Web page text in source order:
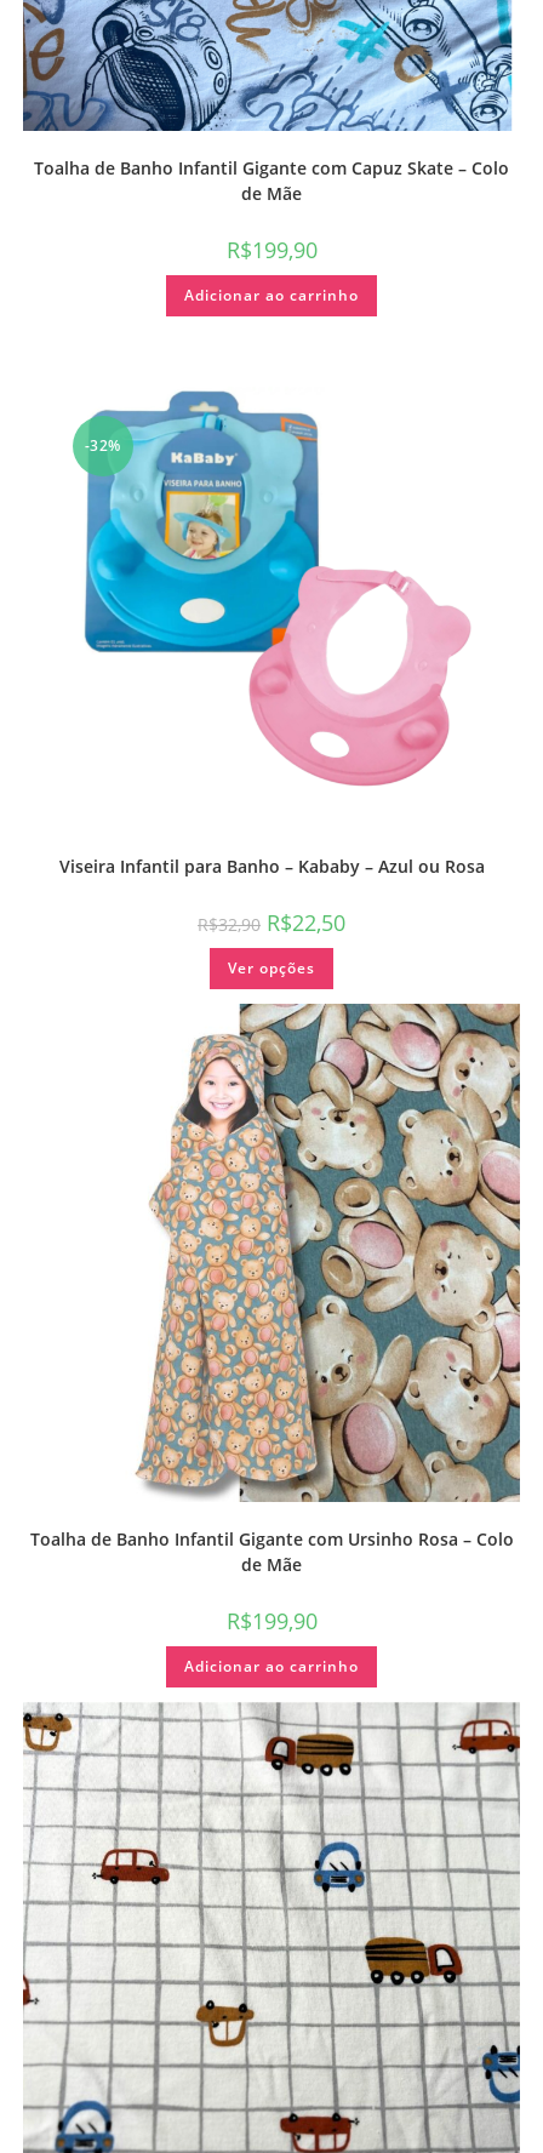
Toalha de Banho Infantil Gigante com Capuz Skate – Colo
de Mãe
R$199,90
Adicionar ao carrinho
-32%
Viseira Infantil para Banho – Kababy – Azul ou Rosa
R$32,90 R$22,50
Ver opções
Toalha de Banho Infantil Gigante com Ursinho Rosa – Colo
de Mãe
R$199,90
Adicionar ao carrinho